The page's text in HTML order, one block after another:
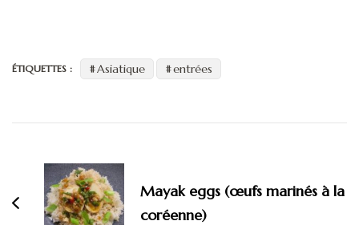
ÉTIQUETTES : Asiatique entrées
d'article
Mayak eggs (œufs marinés à la
coréenne)